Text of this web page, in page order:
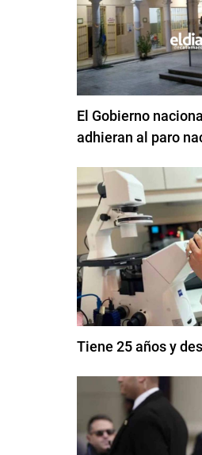
El Gobierno
adhieran al paro
Tiene 25 años y